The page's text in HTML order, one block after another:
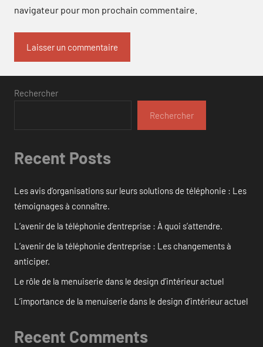
navigateur pour mon prochain commentaire.
Rechercher
Rechercher
Recent Posts
Les avis d’organisations sur leurs solutions de téléphonie : Les
témoignages à connaître.
L’avenir de la téléphonie d’entreprise : À quoi s’attendre.
L’avenir de la téléphonie d’entreprise : Les changements à
anticiper.
Le rôle de la menuiserie dans le design d’intérieur actuel
L’importance de la menuiserie dans le design d’intérieur actuel
Recent Comments